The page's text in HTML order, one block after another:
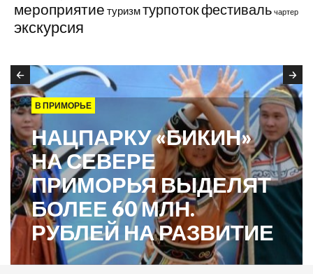
мероприятие туризмтурпотокфестиваль чартер
экскурсия
В ПРИМОРЬЕ
НАЦПАРКУ «БИКИН»
НА СЕВЕРЕ
ПРИМОРЬЯ ВЫДЕЛЯТ
БОЛЕЕ 60 МЛН.
РУБЛЕЙ НА РАЗВИТИЕ